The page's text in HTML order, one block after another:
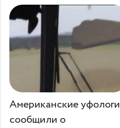
Американские уфологи
сообщили о